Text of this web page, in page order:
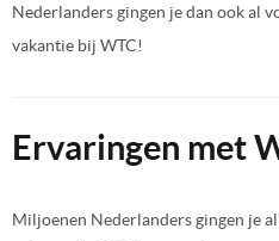
Nederlanders gingen je dan ook al
vakantie bij WTC!
Ervaringen met
Miljoenen Nederlanders gingen je